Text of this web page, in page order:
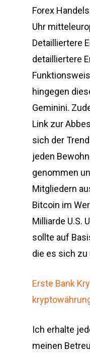
Forex
Uhr
Detailliertere
detailliertere
hingegen
Geminini.
Link zur
sich der
jeden
genommen
Mitgliedern
Bitcoin im
Milliarde U.S.
sollte auf
die es sich
Erste Bank
Ich erhalte
meinen